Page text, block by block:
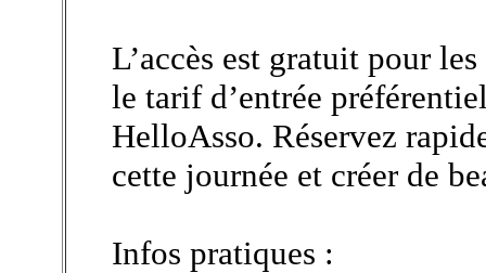
L’accès est gratuit pour
le tarif d’entrée
HelloAsso. Réservez
cette journée et créer de
Infos pratiques :